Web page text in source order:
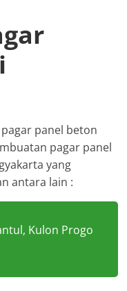
panel beton
pagar panel
yang
antara lain :
Kulon Progo